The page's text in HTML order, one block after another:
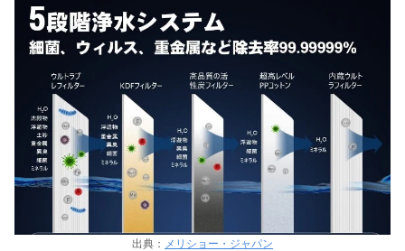
出典： メリショー・ジャパン